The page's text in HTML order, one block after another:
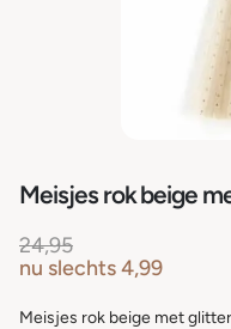
Meisjes rok beige
24,95
nu slechts4,99
Meisjes rok beige met